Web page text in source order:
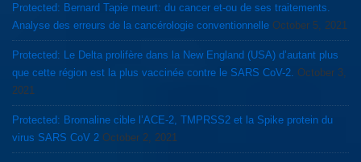
Protected: Bernard Tapie meurt: du cancer et-ou de ses traitements.
Analyse des erreurs de la cancérologie conventionnelle October 5, 2021
Protected: Le Delta prolifère dans la New England (USA) d’autant plus
que cette région est la plus vaccinée contre le SARS CoV-2. October 3,
2021
Protected: Bromaline cible l’ACE-2, TMPRSS2 et la Spike protein du
virus SARS CoV 2 October 2, 2021